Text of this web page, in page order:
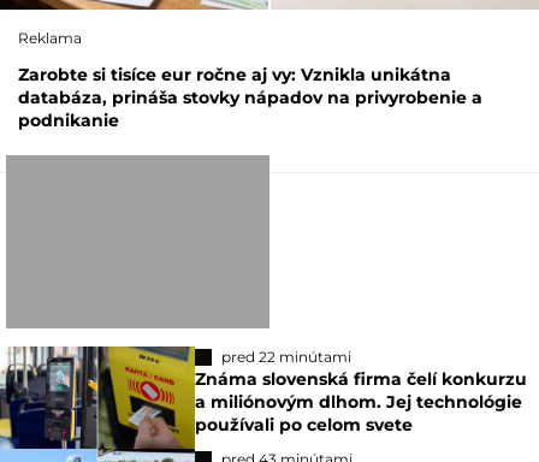
Reklama
Zarobte si tisíce eur ročne aj vy: Vznikla unikátna
databáza, prináša stovky nápadov na privyrobenie a
podnikanie
pred 22 minútami
Známa slovenská firma čelí konkurzu
a miliónovým dlhom. Jej technológie
používali po celom svete